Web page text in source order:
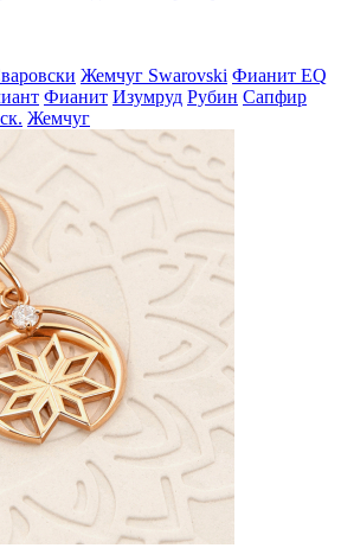
Жемчуг Swarovski Фианит EQ
Фианит Изумруд Рубин Сапфир
Жемчуг